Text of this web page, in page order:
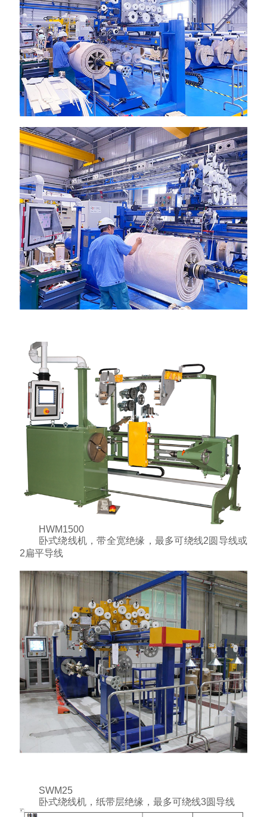
HWM1500
卧式绕线机，带全宽绝缘，最多可绕线2圆导线或
2扁平导线
SWM25
卧式绕线机，纸带层绝缘，最多可绕线3圆导线